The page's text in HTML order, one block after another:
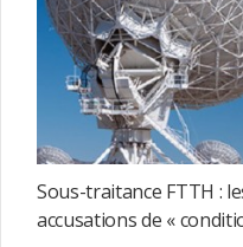
Sous-traitance FTTH :
accusations de «